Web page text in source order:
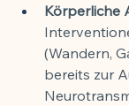
Körperliche
(Wandern,
bereits zur